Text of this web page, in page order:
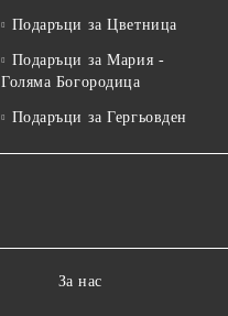
Подаръци за Цветница
Подаръци за Мария -
Голяма Богородица
Подаръци за Гергьовден
За нас